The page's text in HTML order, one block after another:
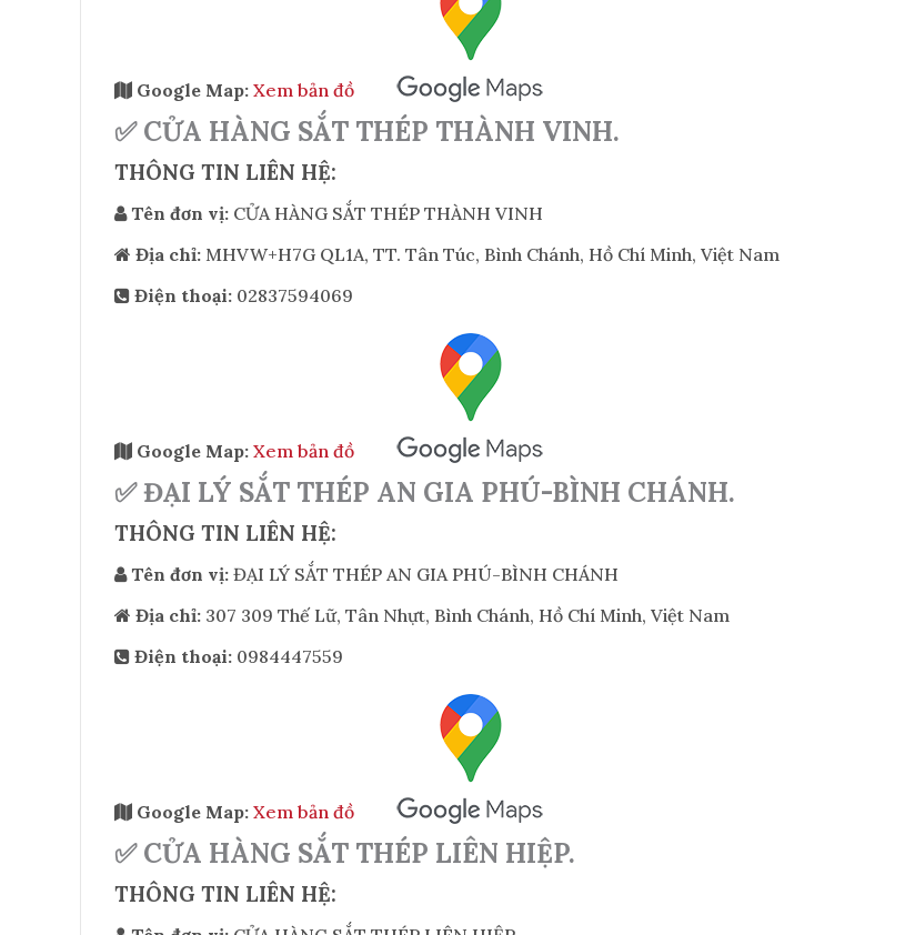
Google Map: Xem bản đồ
✅ CỬA HÀNG SẮT THÉP THÀNH VINH.
THÔNG TIN LIÊN HỆ:
Tên đơn vị: CỬA HÀNG SẮT THÉP THÀNH VINH
Địa chỉ: MHVW+H7G QL1A, TT. Tân Túc, Bình Chánh, Hồ Chí Minh, Việt Nam
Điện thoại: 02837594069
Google Map: Xem bản đồ
✅ ĐẠI LÝ SẮT THÉP AN GIA PHÚ-BÌNH CHÁNH.
THÔNG TIN LIÊN HỆ:
Tên đơn vị: ĐẠI LÝ SẮT THÉP AN GIA PHÚ-BÌNH CHÁNH
Địa chỉ: 307 309 Thế Lữ, Tân Nhựt, Bình Chánh, Hồ Chí Minh, Việt Nam
Điện thoại: 0984447559
Google Map: Xem bản đồ
✅ CỬA HÀNG SẮT THÉP LIÊN HIỆP.
THÔNG TIN LIÊN HỆ: